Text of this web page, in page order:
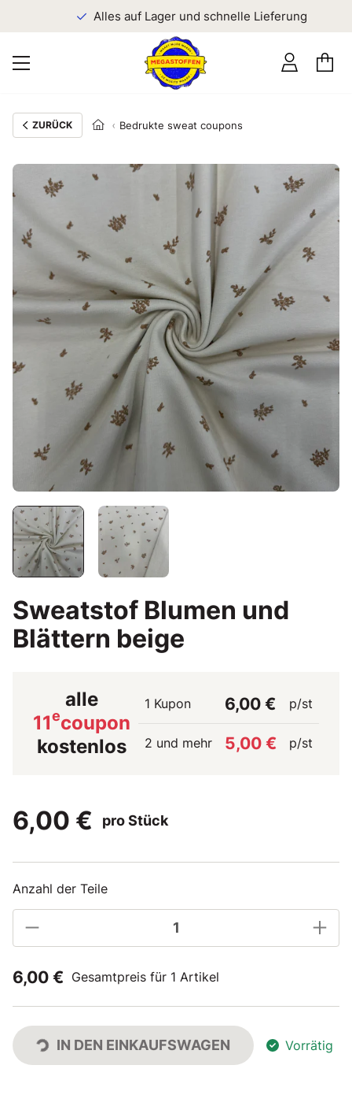
Alles auf Lager und schnelle Lieferung
ZURÜCK Bedrukte sweat coupons
Sweatstof Blumen und
Blättern beige
alle
11ecoupon
kostenlos
1 Kupon 6,00 € p/st
2 und mehr 5,00 € p/st
6,00 € pro Stück
Anzahl der Teile
6,00 € Gesamtpreis für 1 Artikel
IN DEN EINKAUFSWAGEN Vorrätig